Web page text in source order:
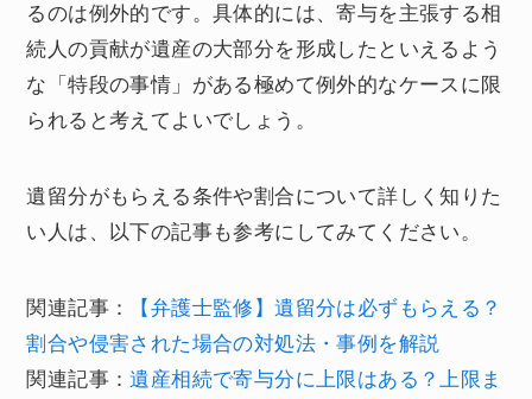
るのは例外的です。具体的には、寄与を主張する相
続人の貢献が遺産の大部分を形成したといえるよう
な「特段の事情」がある極めて例外的なケースに限
られると考えてよいでしょう。
遺留分がもらえる条件や割合について詳しく知りた
い人は、以下の記事も参考にしてみてください。
関連記事：
【弁護士監修】遺留分は必ずもらえる？
割合や侵害された場合の対処法・事例を解説
関連記事：遺産相続で寄与分に上限はある？上限ま